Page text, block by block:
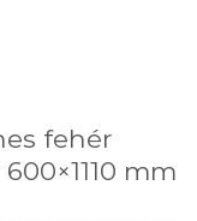
fehér
mm